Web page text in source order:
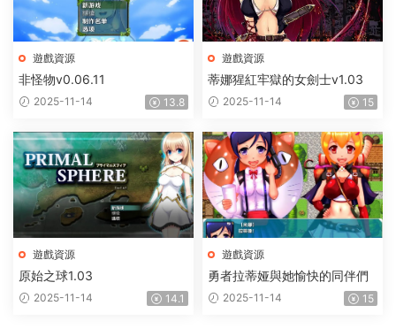
遊戲資源
非怪物v0.06.11
2025-11-14 13.8
遊戲資源
蒂娜猩紅牢獄的女劍士v1.03
2025-11-14 15
遊戲資源
原始之球1.03
2025-11-14 14.1
遊戲資源
勇者拉蒂娅與她愉快的同伴們
2025-11-14 15